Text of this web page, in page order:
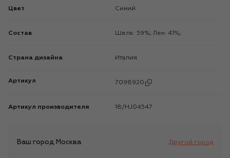
Цвет Синий
Состав Шелк: 59%; Лен: 41%;
Страна дизайна Италия
Артикул 7098920
Артикул производителя 18/HJ04547
Ваш город Москва Другой город